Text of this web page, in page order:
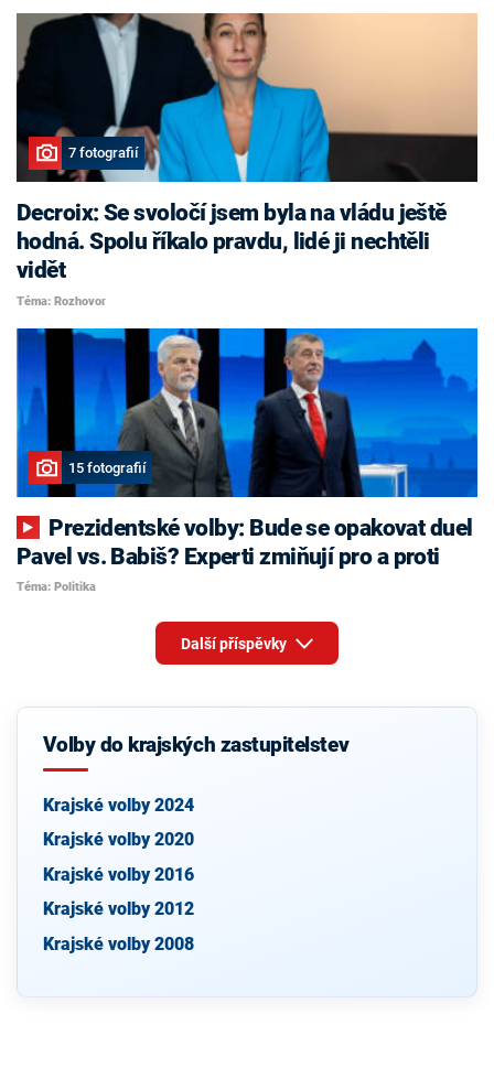
7 fotografií
Decroix: Se svoločí jsem byla na vládu ještě
hodná. Spolu říkalo pravdu, lidé ji nechtěli
vidět
Téma: Rozhovor
15 fotografií
Pavel vs. Babiš? Experti zmiňují pro a proti
Téma: Politika
Další příspěvky
Volby do krajských zastupitelstev
Krajské volby 2024
Krajské volby 2020
Krajské volby 2016
Krajské volby 2012
Krajské volby 2008